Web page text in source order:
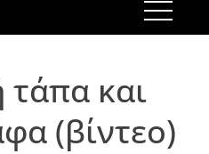
και
(βίντεο)